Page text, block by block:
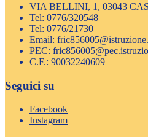
VIA BELLINI, 1, 03043
Tel: 0776/320548
Tel: 0776/21730
Email:
PEC:
C.F.: 90032240609
Seguici su
Facebook
Instagram